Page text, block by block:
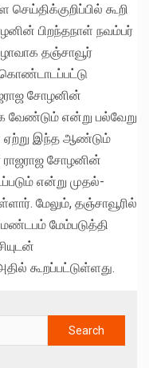
கூறி
பிறந்தநாள் நவம்பர்
தஞ்சாவூர்
சோழனின்
வேண்டும் என்று பல்வேறு
ஏற்று இந்த ஆண்டும்
சோழனின்
என்று முதல்-
மேலும், தஞ்சாவூரில்
மேம்படுத்தி
கூறப்பட்டுள்ளது.